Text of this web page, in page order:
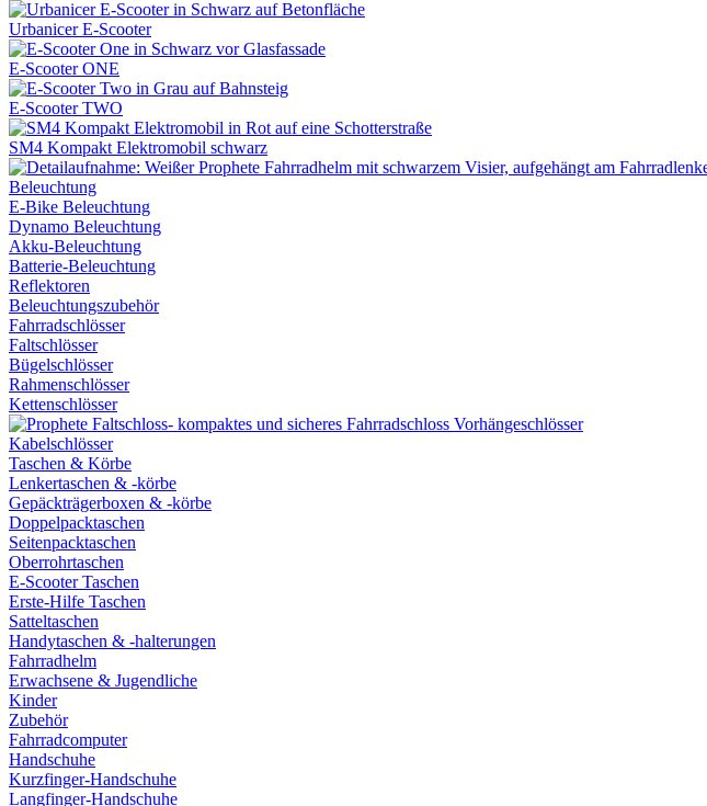
Urbanicer E-Scooter
E-Scooter ONE
E-Scooter TWO
SM4 Kompakt Elektromobil schwarz
Beleuchtung
E-Bike Beleuchtung
Dynamo Beleuchtung
Akku-Beleuchtung
Batterie-Beleuchtung
Reflektoren
Beleuchtungszubehör
Fahrradschlösser
Faltschlösser
Bügelschlösser
Rahmenschlösser
Kettenschlösser
Vorhängeschlösser
Kabelschlösser
Taschen & Körbe
Lenkertaschen & -körbe
Gepäckträgerboxen & -körbe
Doppelpacktaschen
Seitenpacktaschen
Oberrohrtaschen
E-Scooter Taschen
Erste-Hilfe Taschen
Satteltaschen
Handytaschen & -halterungen
Fahrradhelm
Erwachsene & Jugendliche
Kinder
Zubehör
Fahrradcomputer
Handschuhe
Kurzfinger-Handschuhe
Langfinger-Handschuhe